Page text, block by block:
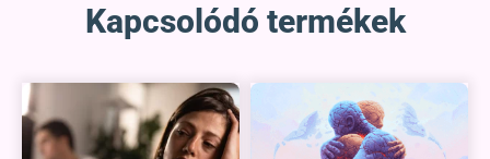
Kapcsolódó termékek